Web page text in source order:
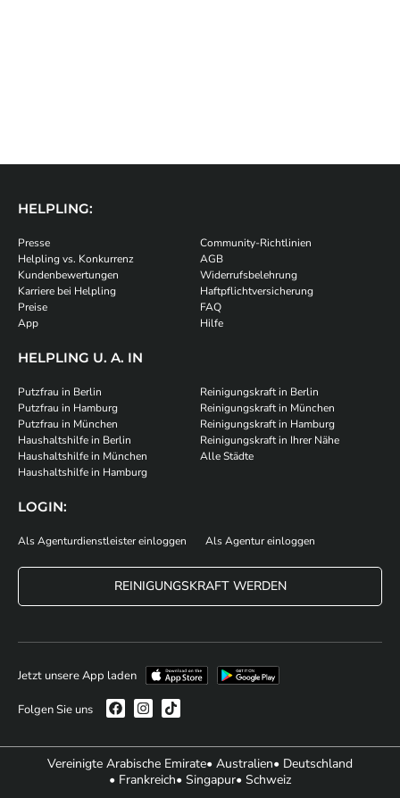
HELPLING:
Presse
Helpling vs. Konkurrenz
Kundenbewertungen
Karriere bei Helpling
Preise
App
Community-Richtlinien
AGB
Widerrufsbelehrung
Haftpflichtversicherung
FAQ
Hilfe
HELPLING U. A. IN
Putzfrau in Berlin
Putzfrau in Hamburg
Putzfrau in München
Haushaltshilfe in Berlin
Haushaltshilfe in München
Haushaltshilfe in Hamburg
Reinigungskraft in Berlin
Reinigungskraft in München
Reinigungskraft in Hamburg
Reinigungskraft in Ihrer Nähe
Alle Städte
LOGIN:
Als Agenturdienstleister einloggen Als Agentur einloggen
REINIGUNGSKRAFT WERDEN
Jetzt unsere App laden
Folgen Sie uns
Vereinigte Arabische Emirate• Australien• Deutschland
• Frankreich• Singapur• Schweiz